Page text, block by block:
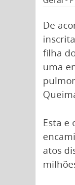
De
filha
uma
Esta e
atos